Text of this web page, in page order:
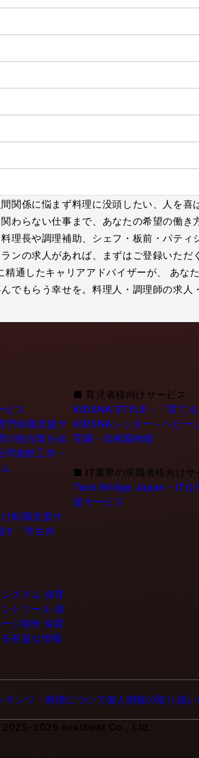
関係に悩まず料理に没頭したい、人を喜
わらない仕事まで、あなたの希望の働き
理長や調理補助、シェフ・板前・パテ
ンの求人があれば、まずはご登録いた
通したキャリアアドバイザーが、 あな
でもらう幸せを。料理人・調理師の求人
ビス
門転職支援サ
の観光業を結
湾旅館工作 -
転職支援サ
す「学生向
ステム 保育
トツール 保
ジ制作 保育
有益な情報
■ 育児者様向けサービス
KIDSNA STYLE - 「育て
KIDSNAシッター - ベビー
育園・幼稚園検索
■ IT業界の求職者様向けサ
Tech Bridge Japan - IT企
援サービス
テンツ・商標について個人情報の取り扱い
2026 nextbeat Co., Ltd.